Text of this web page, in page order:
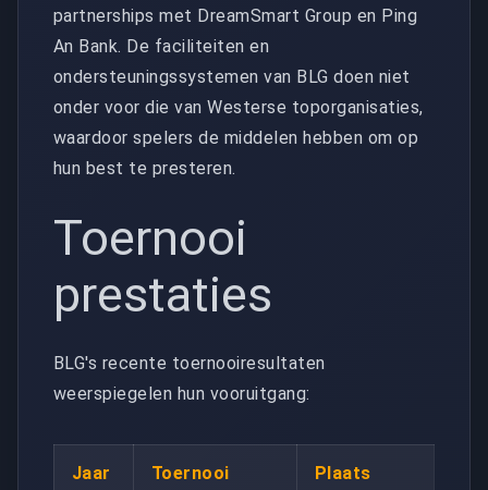
partnerships met DreamSmart Group en Ping
An Bank. De faciliteiten en
ondersteuningssystemen van BLG doen niet
onder voor die van Westerse toporganisaties,
waardoor spelers de middelen hebben om op
hun best te presteren.
Toernooi
prestaties
BLG's recente toernooiresultaten
weerspiegelen hun vooruitgang:
Jaar Toernooi Plaats